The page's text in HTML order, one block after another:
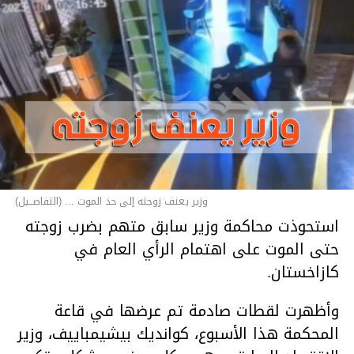
وزير يعنف زوجته إلى حد الموت ... (التفاصــيل)
استحوذت محاكمة وزير سابق متهم بضرب زوجته
حتى الموت على اهتمام الرأي العام في
كازاخستان.
وأظهرت لقطات صادمة تم عرضها في قاعة
المحكمة هذا الأسبوع، كوانديك بيشيمباييف، وزير